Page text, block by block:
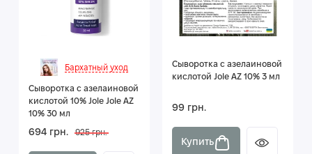
Бархатный уход
Сыворотка с азелаиновой
кислотой 10% Jole Jole AZ
10% 30 мл
694 грн. 925 грн.
Сыворотка с азелаиновой
кислотой Jole AZ 10% 3 мл
99 грн.
Купить